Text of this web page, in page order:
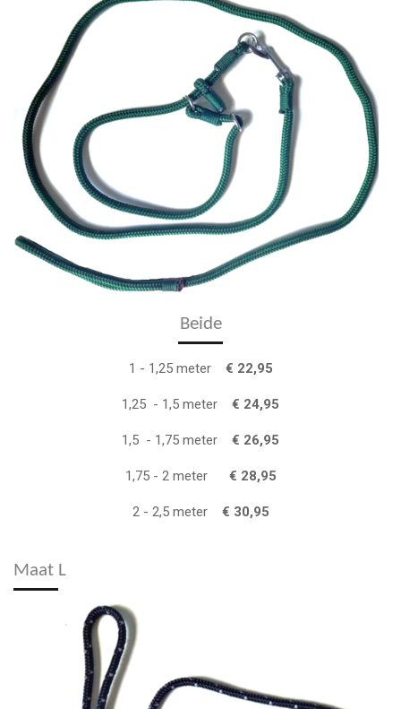
Beide
1 - 1,25 meter € 22,95
1,25 - 1,5 meter € 24,95
1,5 - 1,75 meter € 26,95
1,75 - 2 meter € 28,95
2 - 2,5 meter € 30,95
Maat L